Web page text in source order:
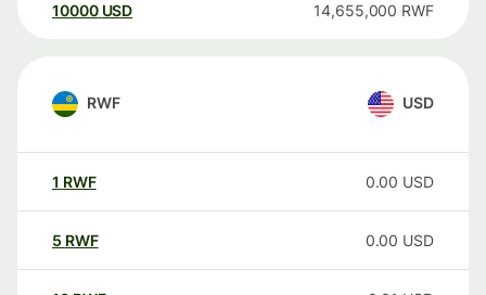
10000 USD 14,655,000 RWF
RWF USD
1 RWF 0.00 USD
5 RWF 0.00 USD